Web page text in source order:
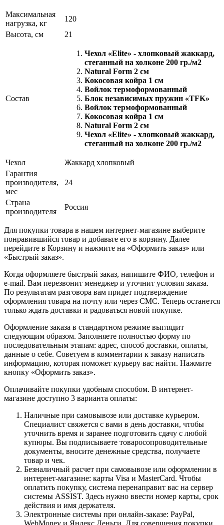
Максимальная
нагрузка, кг
120
Высота, см
21
Состав
Чехол «Elite» - хлопковый жаккард,
стеганный на холконе 200 гр./м2
Natural Form 2 см
Кокосовая койра 1 см
Войлок термоформованный
Блок независимых пружин «TFK»
Войлок термоформованный
Кокосовая койра 1 см
Natural Form 2 см
Чехол «Elite» - хлопковый жаккард,
стеганный на холконе 200 гр./м2
Чехол
Жаккард хлопковый
Гарантия
производителя,
мес
24
Страна
производителя
Россия
Для покупки товара в нашем интернет-магазине выберите
понравившийся товар и добавьте его в корзину. Далее
перейдите в Корзину и нажмите на «Оформить заказ» или
«Быстрый заказ».
Когда оформляете быстрый заказ, напишите ФИО, телефон и
e-mail. Вам перезвонит менеджер и уточнит условия заказа.
По результатам разговора вам придет подтверждение
оформления товара на почту или через СМС. Теперь останется
только ждать доставки и радоваться новой покупке.
Оформление заказа в стандартном режиме выглядит
следующим образом. Заполняете полностью форму по
последовательным этапам: адрес, способ доставки, оплаты,
данные о себе. Советуем в комментарии к заказу написать
информацию, которая поможет курьеру вас найти. Нажмите
кнопку «Оформить заказ».
Оплачивайте покупки удобным способом. В интернет-
магазине доступно 3 варианта оплаты:
Наличные при самовывозе или доставке курьером.
Специалист свяжется с вами в день доставки, чтобы
уточнить время и заранее подготовить сдачу с любой
купюры. Вы подписываете товаросопроводительные
документы, вносите денежные средства, получаете
товар и чек.
Безналичный расчет при самовывозе или оформлении в
интернет-магазине: карты Visa и MasterCard. Чтобы
оплатить покупку, система перенаправит вас на сервер
системы ASSIST. Здесь нужно ввести номер карты, срок
действия и имя держателя.
Электронные системы при онлайн-заказе: PayPal,
WebMoney и Яндекс.Деньги. Для совершения покупки